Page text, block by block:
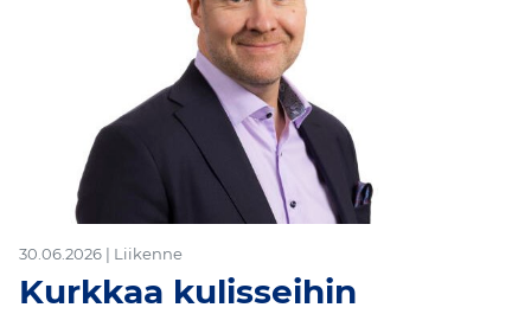
30.06.2026 | Liikenne
Kurkkaa kulisseihin